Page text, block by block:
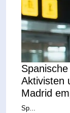
Aktivisten
Madrid
Sp...